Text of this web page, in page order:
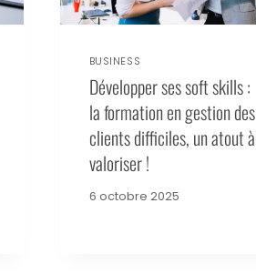
BUSINESS
Développer ses soft skills :
la formation en gestion des
clients difficiles, un atout à
valoriser !
6 octobre 2025